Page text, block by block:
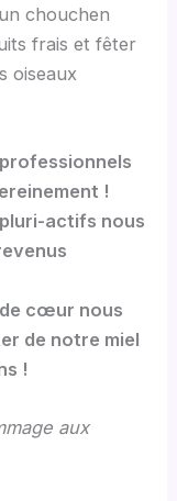
chouchen
frais et fêter
oiseaux
!
actifs nous
cœur nous
de notre miel
!
aux